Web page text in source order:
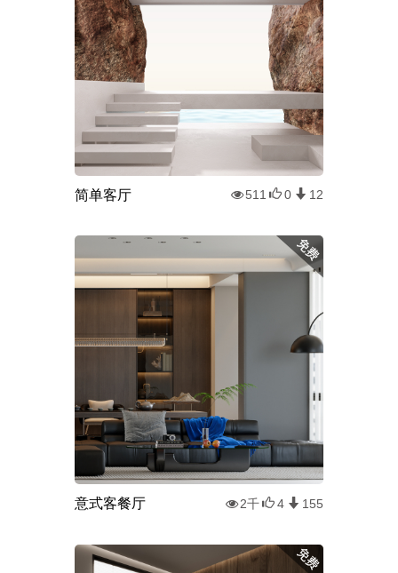
简单客厅 511 0 12
意式客餐厅 2千 4 155